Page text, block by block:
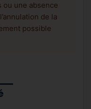
ou une absence
de la
possible